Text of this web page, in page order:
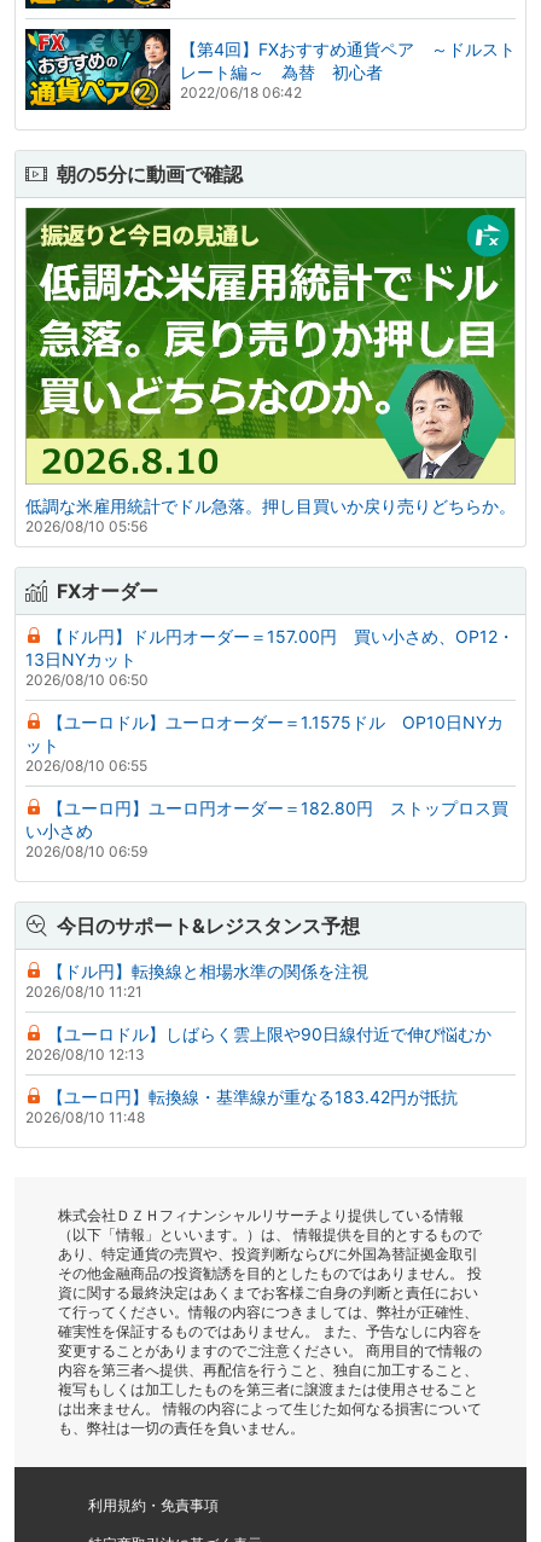
【第4回】FXおすすめ通貨ペア ～ドルスト
レート編～ 為替 初心者
2022/06/18 06:42
朝の5分に動画で確認
低調な米雇用統計でドル急落。押し目買いか戻り売りどちらか。
2026/08/10 05:56
FXオーダー
【ドル円】ドル円オーダー＝157.00円 買い小さめ、OP12・
13日NYカット
2026/08/10 06:50
【ユーロドル】ユーロオーダー＝1.1575ドル OP10日NYカ
ット
2026/08/10 06:55
【ユーロ円】ユーロ円オーダー＝182.80円 ストップロス買
い小さめ
2026/08/10 06:59
今日のサポート&レジスタンス予想
【ドル円】転換線と相場水準の関係を注視
2026/08/10 11:21
【ユーロドル】しばらく雲上限や90日線付近で伸び悩むか
2026/08/10 12:13
【ユーロ円】転換線・基準線が重なる183.42円が抵抗
2026/08/10 11:48
株式会社ＤＺＨフィナンシャルリサーチより提供している情報
（以下「情報」といいます。）は、 情報提供を目的とするもので
あり、特定通貨の売買や、投資判断ならびに外国為替証拠金取引
その他金融商品の投資勧誘を目的としたものではありません。 投
資に関する最終決定はあくまでお客様ご自身の判断と責任におい
て行ってください。情報の内容につきましては、弊社が正確性、
確実性を保証するものではありません。 また、予告なしに内容を
変更することがありますのでご注意ください。 商用目的で情報の
内容を第三者へ提供、再配信を行うこと、独自に加工すること、
複写もしくは加工したものを第三者に譲渡または使用させること
は出来ません。 情報の内容によって生じた如何なる損害について
も、弊社は一切の責任を負いません。
利用規約・免責事項